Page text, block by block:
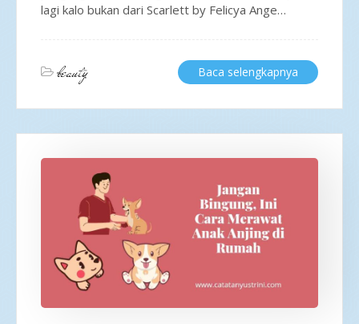
lagi kalo bukan dari Scarlett by Felicya Ange…
beauty Baca selengkapnya